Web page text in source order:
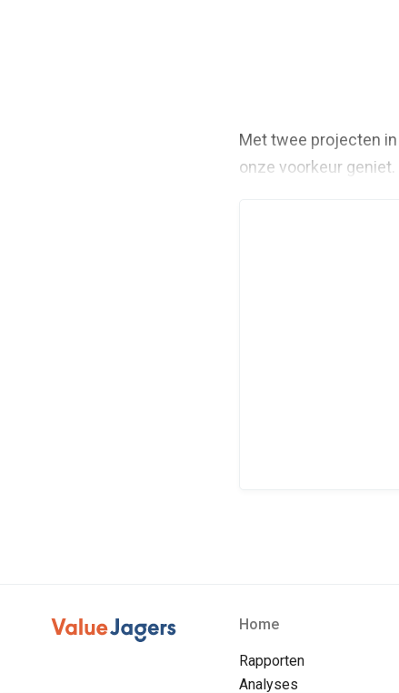
Met twee projecten
onze voorkeur geniet.
Home
Rapporten
Analyses